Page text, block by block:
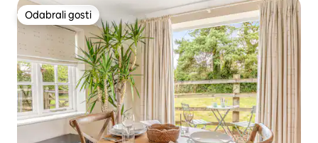
Odabrali gosti
Odabrali gosti